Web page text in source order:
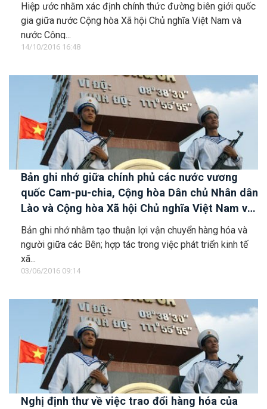
Hiệp ước nhằm xác định chính thức đường biên giới quốc
gia giữa nước Cộng hòa Xã hội Chủ nghĩa Việt Nam và
nước Cộng...
14/10/2016 16:48
Bản ghi nhớ giữa chính phủ các nước vương
quốc Cam-pu-chia, Cộng hòa Dân chủ Nhân dân
Lào và Cộng hòa Xã hội Chủ nghĩa Việt Nam về
vận tải đường bộ
Bản ghi nhớ nhằm tạo thuận lợi vận chuyển hàng hóa và
người giữa các Bên; hợp tác trong việc phát triển kinh tế
xã...
03/06/2016 09:14
Nghị định thư về việc trao đổi hàng hóa của